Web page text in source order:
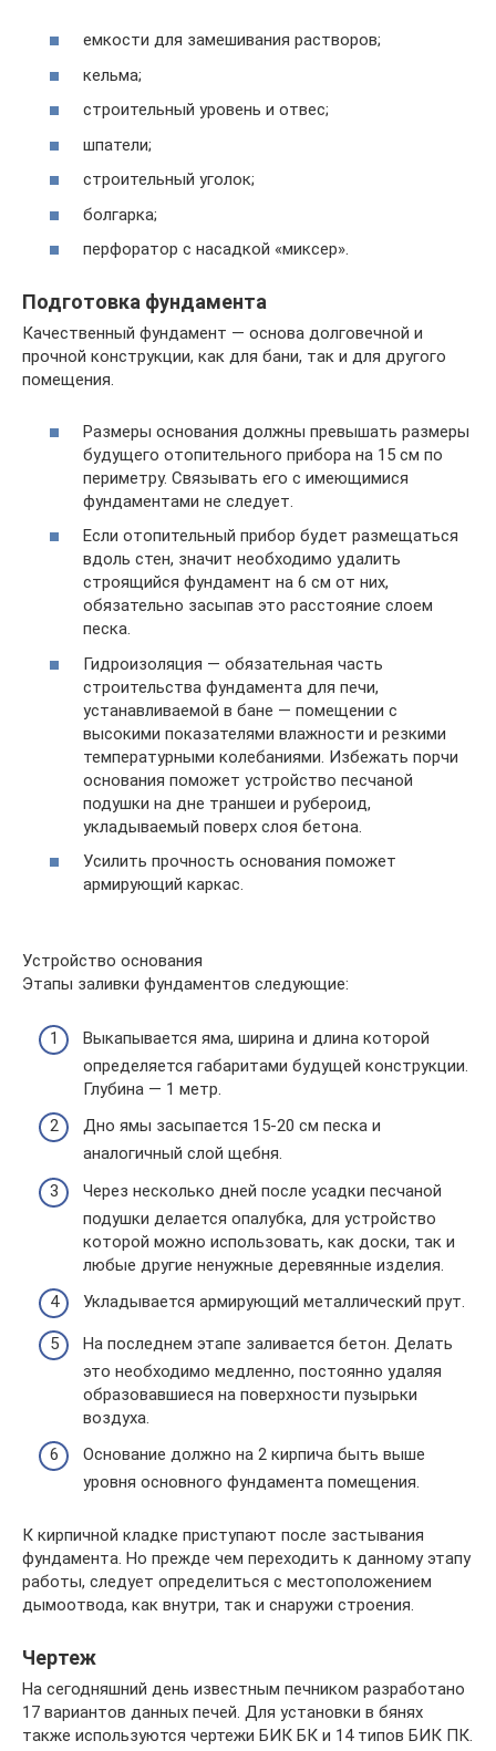
емкости для замешивания растворов;
кельма;
строительный уровень и отвес;
шпатели;
строительный уголок;
болгарка;
перфоратор с насадкой «миксер».
Подготовка фундамента
Качественный фундамент — основа долговечной и
прочной конструкции, как для бани, так и для другого
помещения.
Размеры основания должны превышать размеры
будущего отопительного прибора на 15 см по
периметру. Связывать его с имеющимися
фундаментами не следует.
Если отопительный прибор будет размещаться
вдоль стен, значит необходимо удалить
строящийся фундамент на 6 см от них,
обязательно засыпав это расстояние слоем
песка.
Гидроизоляция — обязательная часть
строительства фундамента для печи,
устанавливаемой в бане — помещении с
высокими показателями влажности и резкими
температурными колебаниями. Избежать порчи
основания поможет устройство песчаной
подушки на дне траншеи и рубероид,
укладываемый поверх слоя бетона.
Усилить прочность основания поможет
армирующий каркас.
Устройство основания
Этапы заливки фундаментов следующие:
Выкапывается яма, ширина и длина которой
определяется габаритами будущей конструкции.
Глубина — 1 метр.
Дно ямы засыпается 15-20 см песка и
аналогичный слой щебня.
Через несколько дней после усадки песчаной
подушки делается опалубка, для устройство
которой можно использовать, как доски, так и
любые другие ненужные деревянные изделия.
Укладывается армирующий металлический прут.
На последнем этапе заливается бетон. Делать
это необходимо медленно, постоянно удаляя
образовавшиеся на поверхности пузырьки
воздуха.
Основание должно на 2 кирпича быть выше
уровня основного фундамента помещения.
К кирпичной кладке приступают после застывания
фундамента. Но прежде чем переходить к данному этапу
работы, следует определиться с местоположением
дымоотвода, как внутри, так и снаружи строения.
Чертеж
На сегодняшний день известным печником разработано
17 вариантов данных печей. Для установки в бянях
также используются чертежи БИК БК и 14 типов БИК ПК.